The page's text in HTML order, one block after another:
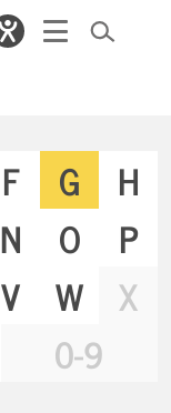
F G
H
N O
P
V W
X
0-9